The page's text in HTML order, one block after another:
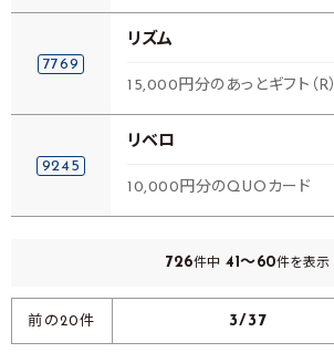
7769
リズム
15,000円分のあっとギフト（R）
9245
リベロ
10,000円分のQUOカード
726件中41～60件を表示
前の20件 3/37